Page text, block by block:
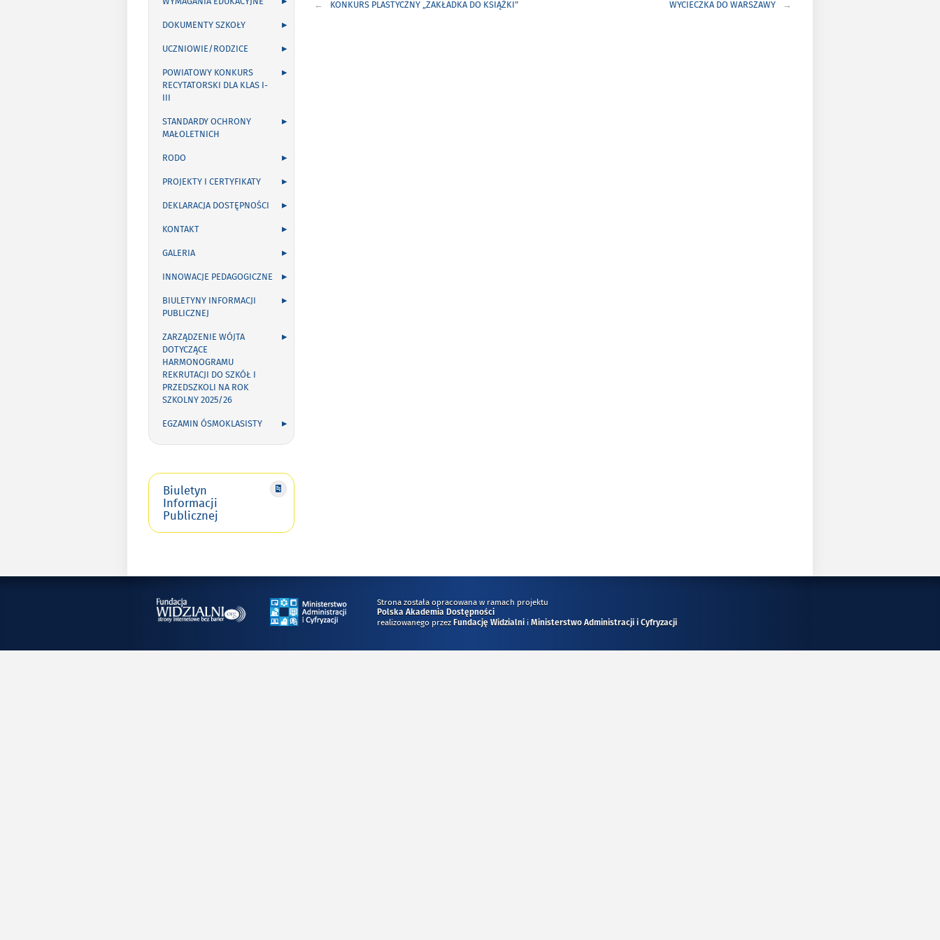
DOKUMENTY SZKOŁY
UCZNIOWIE/RODZICE
POWIATOWY KONKURS
RECYTATORSKI DLA KLAS I-
III
STANDARDY OCHRONY
MAŁOLETNICH
RODO
PROJEKTY I CERTYFIKATY
DEKLARACJA DOSTĘPNOŚCI
KONTAKT
GALERIA
INNOWACJE PEDAGOGICZNE
BIULETYNY INFORMACJI
PUBLICZNEJ
ZARZĄDZENIE WÓJTA
DOTYCZĄCE
HARMONOGRAMU
REKRUTACJI DO SZKÓŁ I
PRZEDSZKOLI NA ROK
SZKOLNY 2025/26
EGZAMIN ÓSMOKLASISTY
Biuletyn
Informacji
Publicznej
wpisuKONKURS PLASTYCZNY „ZAKŁADKA DO KSIĄŻKI” WYCIECZKA DO WARSZAWY
Strona została opracowana w ramach projektu
Polska Akademia Dostępności
realizowanego przez Fundację Widzialni i Ministerstwo Administracji i Cyfryzacji